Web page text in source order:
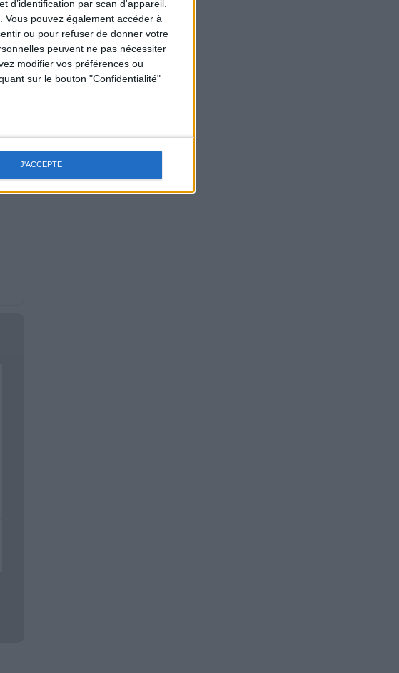
d’identification par scan d'appareil.
pouvez également accéder à
ou pour refuser de donner votre
peuvent ne pas nécessiter
modifier vos préférences ou
sur le bouton "Confidentialité"
J'ACCEPTE